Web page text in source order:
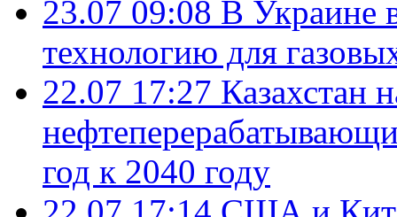
23.07 09:08 В Украине
технологию для
22.07 17:27 Казахстан
год к 2040 году